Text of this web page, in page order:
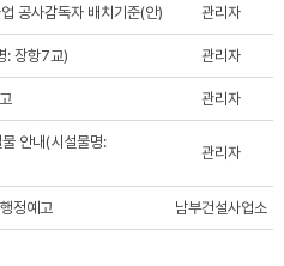
공사감독자 배치기준(안) 관리자
: 장항7교) 관리자
관리자
안내(시설물명:
관리자
정예고 남부건설사업소